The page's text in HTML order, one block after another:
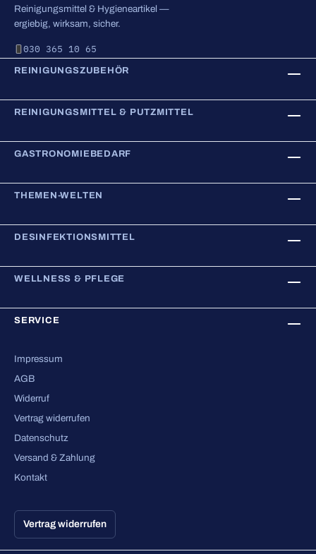
Reinigungsmittel & Hygieneartikel —
ergiebig, wirksam, sicher.
030 365 10 65
REINIGUNGSZUBEHÖR
REINIGUNGSMITTEL & PUTZMITTEL
GASTRONOMIEBEDARF
THEMEN-WELTEN
DESINFEKTIONSMITTEL
WELLNESS & PFLEGE
SERVICE
Impressum
AGB
Widerruf
Vertrag widerrufen
Datenschutz
Versand & Zahlung
Kontakt
Vertrag widerrufen